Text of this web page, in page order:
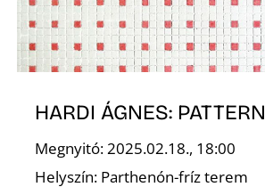
HARDI ÁGNES: PATTERN
Megnyitó: 2025.02.18., 18:00
Helyszín: Parthenón-fríz terem